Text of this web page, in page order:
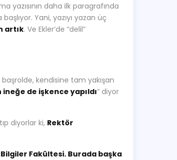
yazısının daha ilk paragrafında
Yani, yazıyı yazan üç
artık. Ve Ekler’de “delil”
kendisine tam yakışan
de işkence yapıldı” diyor
diyorlar ki, Rektör
Bilgiler Fakültesi. Burada başka